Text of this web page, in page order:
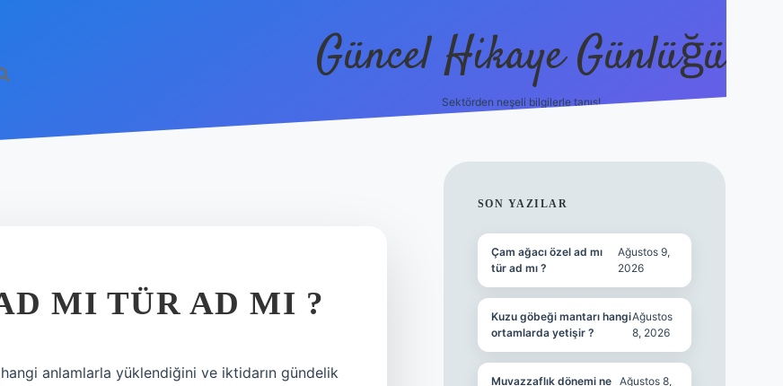
Güncel Hikaye Günlüğü
Sektörden neşeli bilgilerle tanış!
MI TÜR AD MI ?
anlamlarla yüklendiğini ve iktidarın gündelik
SIDEBAR
SON YAZILAR
Çam ağacı özel ad mı
tür ad mı ?
Ağustos 9,
2026
Kuzu göbeği mantarı hangi
ortamlarda yetişir ?
Ağustos
8, 2026
Muvazzaflık dönemi ne
Ağustos 8,
https://